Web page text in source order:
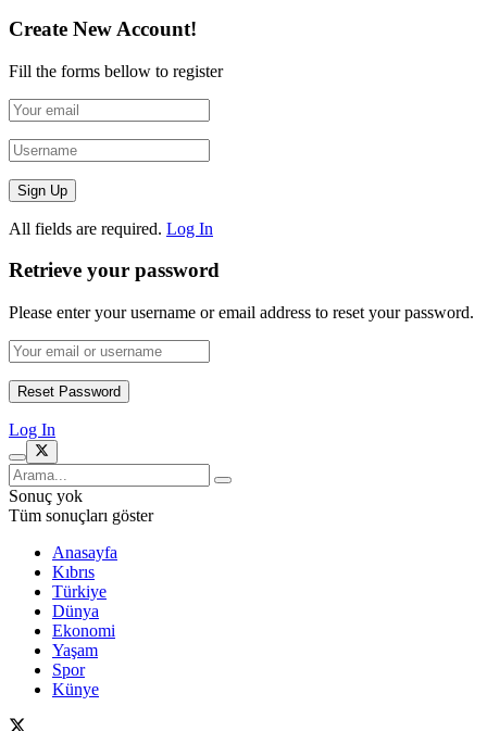
Create New Account!
Fill the forms bellow to register
All fields are required. Log In
Retrieve your password
Please enter your username or email address to reset your password.
Log In
Sonuç yok
Tüm sonuçları göster
Anasayfa
Kıbrıs
Türkiye
Dünya
Ekonomi
Yaşam
Spor
Künye